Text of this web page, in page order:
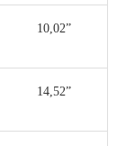
10,02”
14,52”